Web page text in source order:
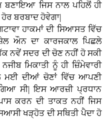
ਬਣਾਇਆ ਜਿਸ ਨਾਲ ਪਹਿਲੋਂ ਹੀ
ਬਰਬਾਦ ਹੋਵੇਗਾ|
ਹਾਕਮਾਂ ਦੀ ਸਿਆਸਤ ਵਿੱਚ
ਔਨ ਦਾ ਕਾਰਜਕਾਲ ਪਿਛਲੇ
ਨਵੇਂ ਸਦਰ ਦੀ ਚੋਣ ਨਹੀਂ ਹੋ ਸਕੀ
ਮਿਕਾਤੀ ਨੂੰ ਹੀ ਜ਼ਿੰਮੇਵਾਰੀ
ਮਈ ਦੀਆਂ ਚੋਣਾਂ ਵਿੱਚ ਆਪਣੀ
ਸੀ| ਇਸ ਆਰਜ਼ੀ ਪ੍ਰਧਾਨ
ਕਰਨ ਦੀ ਤਾਕਤ ਨਹੀਂ ਜਿਸ
ਖੜ੍ਹੋਤ ਦੀ ਸਥਿਤੀ ਪੈਦਾ ਹੋ